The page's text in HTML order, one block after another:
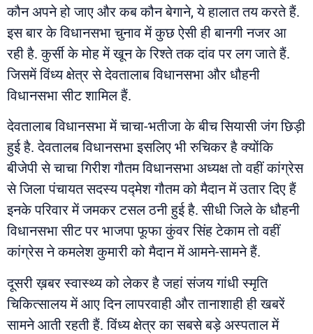
कौन अपने हो जाए और कब कौन बेगाने, ये हालात तय करते हैं.
इस बार के विधानसभा चुनाव में कुछ ऐसी ही बानगी नजर आ
रही है. कुर्सी के मोह में खून के रिश्ते तक दांव पर लग जाते हैं.
जिसमें विंध्य क्षेत्र से देवतालाब विधानसभा और धौहनी
विधानसभा सीट शामिल हैं.
देवतालाब विधानसभा में चाचा-भतीजा के बीच सियासी जंग छिड़ी
हुई है. देवतालब विधानसभा इसलिए भी रुचिकर है क्योंकि
बीजेपी से चाचा गिरीश गौतम विधानसभा अध्यक्ष तो वहीं कांग्रेस
से जिला पंचायत सदस्य पद्मेश गौतम को मैदान में उतार दिए हैं
इनके परिवार में जमकर टसल ठनी हुई है. सीधी जिले के धौहनी
विधानसभा सीट पर भाजपा फूफा कुंवर सिंह टेकाम तो वहीं
कांग्रेस ने कमलेश कुमारी को मैदान में आमने-सामने हैं.
दूसरी ख़बर स्वास्थ्य को लेकर है जहां संजय गांधी स्मृति
चिकित्सालय में आए दिन लापरवाही और तानाशाही ही खबरें
सामने आती रहती हैं. विंध्य क्षेत्र का सबसे बड़े अस्पताल में